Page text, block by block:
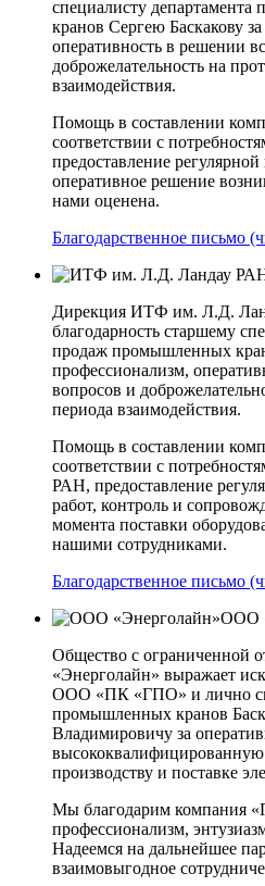
специалисту
кранов Сергею Баскакову
оперативность в решении
доброжелательность на
взаимодействия.
Помощь в составлении
соответствии с
предоставление
оперативное решение
нами оценена.
Благодарственное письмо
Дирекция ИТФ им. Л.Д.
благодарность старшему
продаж промышленных
профессионализм,
вопросов и
периода взаимодействия.
Помощь в составлении
соответствии с
РАН, предоставление
работ, контроль и
момента поставки
нашими сотрудниками.
Благодарственное письмо
ООО
Общество с ограниченной
«Энерголайн» выражает
ООО «ПК «ГПО» и лично
промышленных кранов
Владимировичу за
производству и поставке
Мы благодарим компания
профессионализм,
Надеемся на дальнейшее
взаимовыгодное